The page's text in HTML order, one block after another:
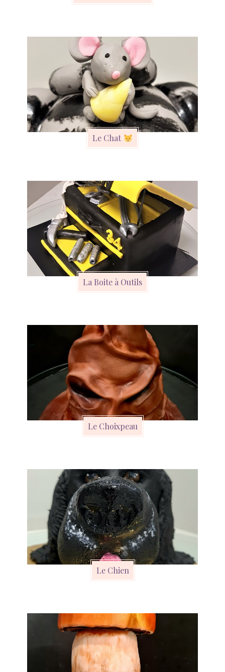
Le Chat
La Boite à Outils
Le Choixpeau
Le Chien